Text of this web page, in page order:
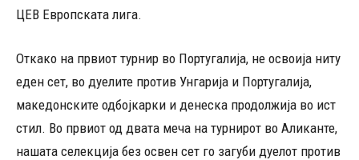
ЦЕВ Европската лига.
Откако на првиот турнир во Португалија, не освоија ниту
еден сет, во дуелите против Унгарија и Португалија,
македонските одбојкарки и денеска продолжија во ист
стил. Во првиот од двата меча на турнирот во Аликанте,
нашата селекција без освен сет го загуби дуелот против